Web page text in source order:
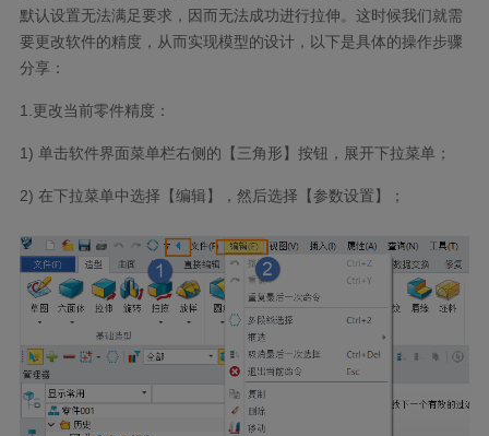
默认设置无法满足要求，因而无法成功进行拉伸。这时候我们就需
要更改软件的精度，从而实现模型的设计，以下是具体的操作步骤
分享：
1.更改当前零件精度：
1) 单击软件界面菜单栏右侧的【三角形】按钮，展开下拉菜单；
2) 在下拉菜单中选择【编辑】，然后选择【参数设置】；